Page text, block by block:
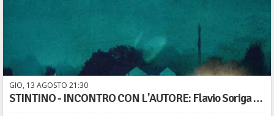
GIO, 13 AGOSTO 21 30
STINTINO - INCONTRO CON L'AUTORE: Flavio Soriga presenta il libro "Omicidio a Villapedrosa" - Bompiani